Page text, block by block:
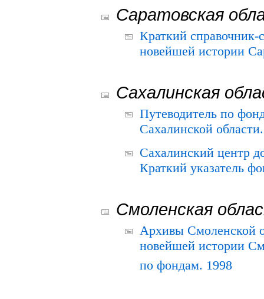
Саратовская
Краткий
новейшей истории
Сахалинская
Путеводитель по
Сахалинской
Сахалинский центр
Краткий указатель
Смоленская
Архивы Смоленской
новейшей истории
по фондам. 1998